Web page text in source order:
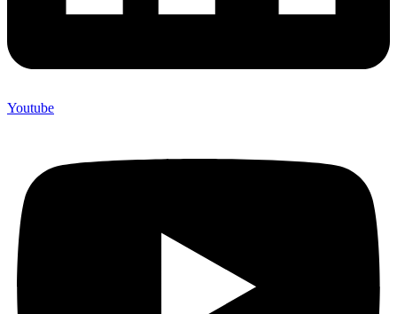
Youtube